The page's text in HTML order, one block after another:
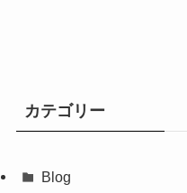
カテゴリー
Blog